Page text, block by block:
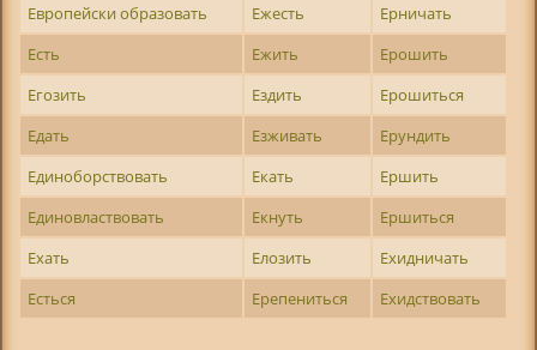
Европейски образовать
Ежесть
Ерничать
Есть
Ежить
Ерошить
Егозить
Ездить
Ерошиться
Едать
Езживать
Ерундить
Единоборствовать
Екать
Ершить
Единовластвовать
Екнуть
Ершиться
Ехать
Елозить
Ехидничать
Есться
Ерепениться Ехидствовать